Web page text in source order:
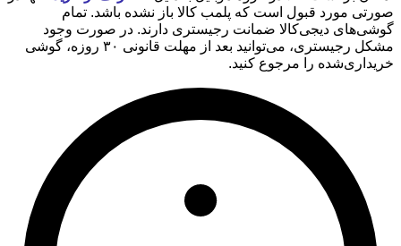
صورتی مورد قبول است که پلمب کالا باز نشده باشد. تمام
گوشی‌های دیجی‌کالا ضمانت رجیستری دارند. در صورت وجود
مشکل رجیستری، می‌توانید بعد از مهلت قانونی ۳۰ روزه، گوشی
خریداری‌شده را مرجوع کنید.